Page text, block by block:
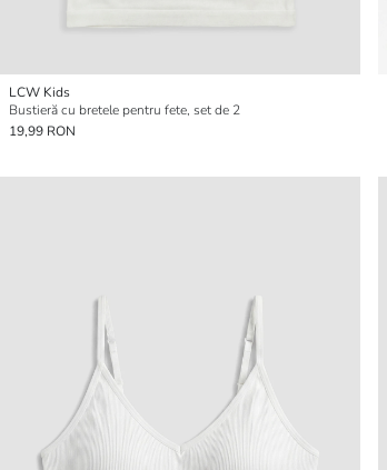
LCW Kids
Bustieră cu bretele pentru fete, set de 2
19,99 RON